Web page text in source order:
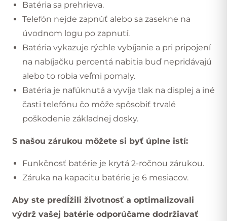
Batéria sa prehrieva.
Telefón nejde zapnúť alebo sa zasekne na
úvodnom logu po zapnutí.
Batéria vykazuje rýchle vybíjanie a pri pripojení
na nabíjačku percentá nabitia buď nepridávajú
alebo to robia veľmi pomaly.
Batéria je nafúknutá a vyvíja tlak na displej a iné
časti telefónu čo môže spôsobiť trvalé
poškodenie základnej dosky.
S našou zárukou môžete si byť úplne istí:
Funkčnosť batérie je krytá 2-ročnou zárukou.
Záruka na kapacitu batérie je 6 mesiacov.
Aby ste predĺžili životnosť a optimalizovali
výdrž vašej batérie odporúčame dodržiavať